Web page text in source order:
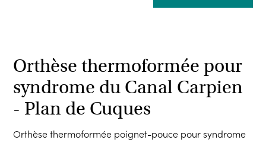
Orthèse thermoformée pour
syndrome du Canal Carpien
- Plan de Cuques
Orthèse thermoformée poignet-pouce pour syndrome